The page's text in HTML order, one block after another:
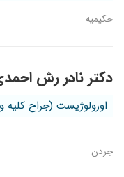
حکیمیه
دکتر نادر رش
اورولوژیست (جراح کلیه
جردن